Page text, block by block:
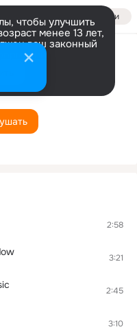
Войти
чтобы улучшить
менее 13 лет,
ваш законный
Sweet
2:58
3:21
2:45
3:10